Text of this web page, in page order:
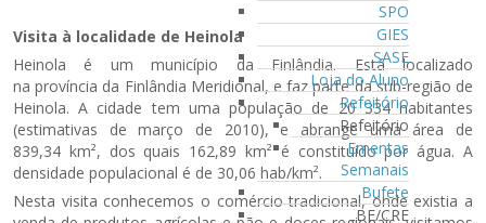
SPO
GIES
SASE
Loja do Aluno
Refeitório
Refeitório
Ementas
Semanais
Bufete
BE/CRE
Visita à localidade de Heinola
Heinola é um município da Finlândia. Está localizado
na província da Finlândia Meridional, e faz parte da sub-região de
Heinola. A cidade tem uma população de 20 334 habitantes
(estimativas de março de 2010), e abrange uma área de
839,34 km², dos quais 162,89 km² é constituído por água. A
densidade populacional é de 30,06 hab/km².
Nesta visita conhecemos o comércio tradicional, onde existia a